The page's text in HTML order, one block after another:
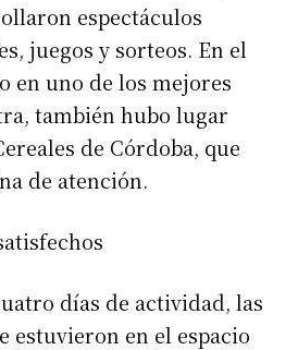
espectáculos
juegos y sorteos. En el
en uno de los mejores
también hubo lugar
de Córdoba, que
de atención.
días de actividad, las
estuvieron en el espacio